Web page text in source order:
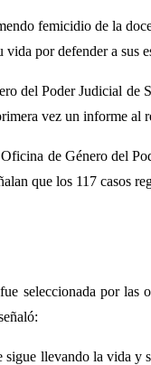
femicidio de la
por defender a sus
del Poder Judicial
vez un informe al
de Género del
que los 117 casos
seleccionada por las
llevando la vida